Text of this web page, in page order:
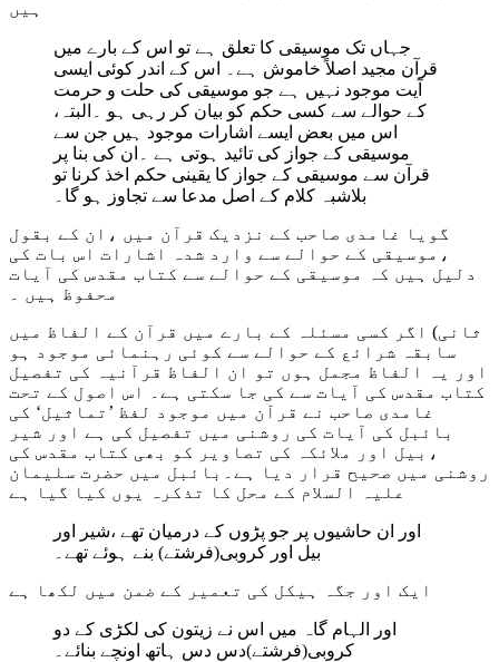
جہاں تک موسیقی کا تعلق ہے تو اس کے بارے میں
قرآن مجید اصلاً خاموش ہے۔ اس کے اندر کوئی ایسی
آیت موجود نہیں ہے جو موسیقی کی حلت و حرمت
کے حوالے سے کسی حکم کو بیان کر رہی ہو ۔البتہ،
اس میں بعض ایسے اشارات موجود ہیں جن سے
موسیقی کے جواز کی تائید ہوتی ہے ۔ان کی بنا پر
قرآن سے موسیقی کے جواز کا یقینی حکم اخذ کرنا تو
بلاشبہ کلام کے اصل مدعا سے تجاوز ہو گا۔
گویا غامدی صاحب کے نزدیک قرآن میں ،ان کے بقول
،موسیقی کے حوالے سے وارد شدہ اشارات اس بات کی
دلیل ہیں کہ موسیقی کے حوالے سے کتاب مقدس کی آیات
ثانی) اگر کسی مسئلہ کے بارے میں قرآن کے الفاظ میں
سابقہ شرائع کے حوالے سے کوئی رہنمائی موجود ہو
اور یہ الفاظ مجمل ہوں تو ان الفاظ قرآنیہ کی تفصیل
کتاب مقدس کی آیات سے کی جا سکتی ہے۔ اس اصول کے تحت
غامدی صاحب نے قرآن میں موجود لفظ ’تماثیل‘ کی
بائبل کی آیات کی روشنی میں تفصیل کی ہے اور شیر
،بیل اور ملائکہ کی تصاویر کو بھی کتاب مقدس کی
روشنی میں صحیح قرار دیا ہے۔بائبل میں حضرت سلیمان
علیہ السلام کے محل کا تذکرہ یوں کیا گیا ہے
اور ان حاشیوں پر جو پڑوں کے درمیان تھے ،شیر اور
بیل اور کروبی(فرشتے) بنے ہوئے تھے۔
اور الہام گاہ میں اس نے زیتون کی لکڑی کے دو
کروبی(فرشتے)دس دس ہاتھ اونچے بنائے۔